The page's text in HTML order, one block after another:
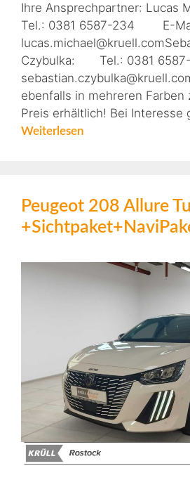
Ihre Ansprechpartner:
Tel.: 0381 6587-234 E-
Czybulka: Tel.: 0381
ebenfalls in mehreren Farben
Preis erhältlich! Bei Interesse
Weiterlesen
Peugeot 208 Allure